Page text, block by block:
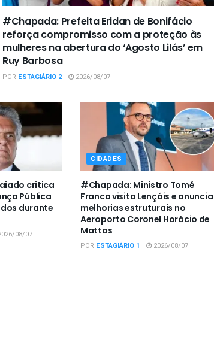
#Chapada: Prefeita Eridan de Bonifácio
reforça compromisso com a proteção às
mulheres na abertura do ‘Agosto Lilás’ em
Ruy Barbosa
POR ESTAGIÁRIO 2 2026/08/07
critica
Pública
durante
08/07
CIDADES
#Chapada: Ministro Tomé
Franca visita Lençóis e anuncia
melhorias estruturais no
Aeroporto Coronel Horácio de
Mattos
POR ESTAGIÁRIO 1 2026/08/07